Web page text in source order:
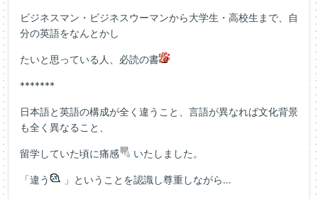
ビジネスマン・ビジネスウーマンから大学生・高校生まで、自
分の英語をなんとかし
たいと思っている人、必読の書
*******
日本語と英語の構成が全く違うこと、言語が異なれば文化背景
も全く異なること、
留学していた頃に痛感 いたしました。
「違う 」ということを認識し尊重しながら…